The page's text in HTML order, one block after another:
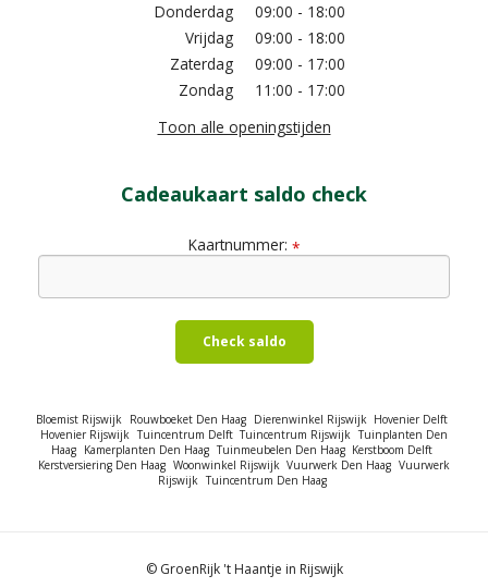
Donderdag
09:00 - 18:00
Vrijdag
09:00 - 18:00
Zaterdag
09:00 - 17:00
Zondag
11:00 - 17:00
Toon alle openingstijden
Cadeaukaart saldo check
Kaartnummer: *
Check saldo
Bloemist Rijswijk Rouwboeket Den Haag Dierenwinkel Rijswijk Hovenier Delft
Hovenier Rijswijk Tuincentrum Delft Tuincentrum Rijswijk Tuinplanten Den
Haag Kamerplanten Den Haag Tuinmeubelen Den Haag Kerstboom Delft
Kerstversiering Den Haag Woonwinkel Rijswijk Vuurwerk Den Haag Vuurwerk
Rijswijk Tuincentrum Den Haag
© GroenRijk 't Haantje in Rijswijk